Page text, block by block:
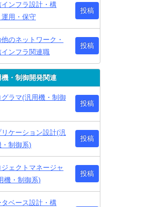
インフラ設計・構
運用・保守
投稿
他のネットワーク・
インフラ関連職
投稿
機・制御開発関連
グラマ(汎用機・制御
投稿
リケーション設計(汎
・制御系)
投稿
ジェクトマネージャ
機・制御系)
投稿
タベース設計・構